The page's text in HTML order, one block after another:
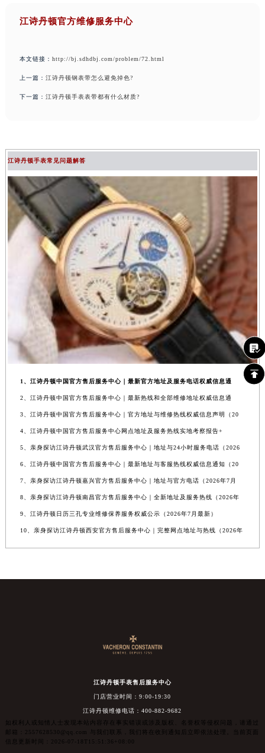
江诗丹顿官方维修服务中心
本文链接： http://bj.sdhdbj.com/problem/72.html
上一篇： 江诗丹顿钢表带怎么避免掉色?
下一篇： 江诗丹顿手表表带都有什么材质?
江诗丹顿手表常见问题解答
1、江诗丹顿中国官方售后服务中心｜最新官方地址及服务电话权威信息通
2、江诗丹顿中国官方售后服务中心｜最新热线和全部维修地址权威信息通
3、江诗丹顿中国官方售后服务中心｜官方地址与维修热线权威信息声明（20
4、江诗丹顿中国官方售后服务中心网点地址及服务热线实地考察报告+
5、亲身探访江诗丹顿武汉官方售后服务中心｜地址与24小时服务电话（2026
6、江诗丹顿中国官方售后服务中心｜最新地址与客服热线权威信息通知（20
7、亲身探访江诗丹顿嘉兴官方售后服务中心｜地址与官方电话（2026年7月
8、亲身探访江诗丹顿南昌官方售后服务中心｜全新地址及服务热线（2026年
9、江诗丹顿日历三孔专业维修保养服务权威公示（2026年7月最新）
10、亲身探访江诗丹顿西安官方售后服务中心｜完整网点地址与热线（2026年
江诗丹顿手表售后服务中心
门店营业时间：9:00-19:30
江诗丹顿维修电话：400-882-9682
如权利人或知情人士发现本站内容存在事实错误或涉及版权、名誉权等侵权问题，请通过
邮箱：2557628530@qq.com 与我们联系，我们将在收到通知后立即依法处理。当前页面
信息更新时间：2026-07-18T15:51:36+08:00